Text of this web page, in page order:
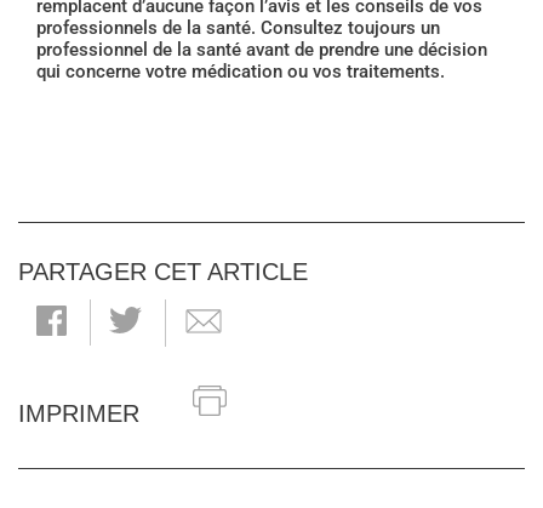
remplacent d’aucune façon l’avis et les conseils de vos
professionnels de la santé. Consultez toujours un
professionnel de la santé avant de prendre une décision
qui concerne votre médication ou vos traitements.
PARTAGER CET ARTICLE
IMPRIMER